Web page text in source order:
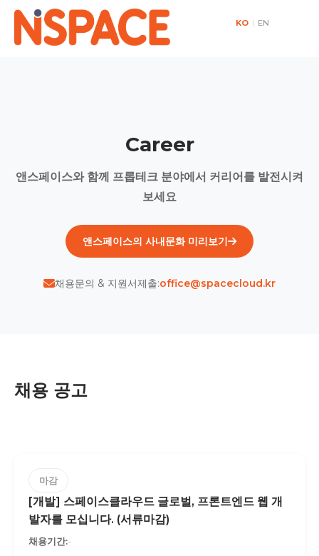
KO | EN
Career
앤스페이스와 함께 프롭테크 분야에서 커리어를 발전시켜
보세요
앤스페이스의 사내문화 미리보기
채용문의 & 지원서제출:office@spacecloud.kr
채용 공고
마감
[개발] 스페이스클라우드 글로벌, 프론트엔드 웹 개
발자를 모십니다. (서류마감)
-